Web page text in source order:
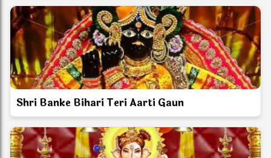
Shri Banke Bihari Teri Aarti Gaun